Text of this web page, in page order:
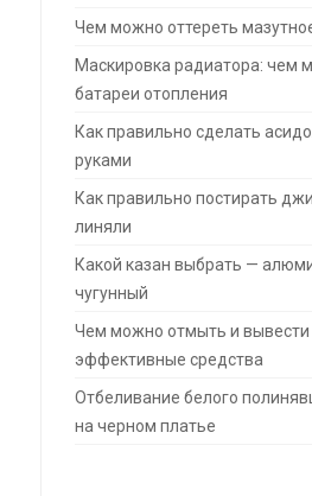
Чем можно оттереть
Маскировка радиатора: чем
батареи отопления
Как правильно сделать
руками
Как правильно постирать
линяли
Какой казан выбрать —
чугунный
Чем можно отмыть и вывести
эффективные средства
Отбеливание белого
на черном платье